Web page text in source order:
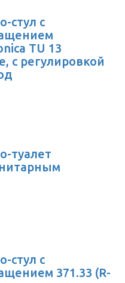
стул с
TU 13
с регулировкой
туалет
стул с
371.33 (R-